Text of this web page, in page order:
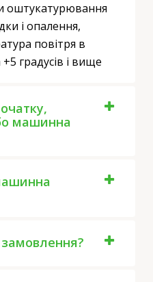
оштукатурювання
і опалення,
повітря в
градусів і вище
машинна